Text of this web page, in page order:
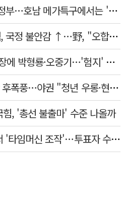
노조 편향 정책 쏟아낸 정부…호남 메가특구에서는 '반노조'?
오락가락·흔들리는 정책, 국정 불안감 ↑…野, "오합지졸"
민주당 TK 시·도당위원장에 박형룡·오중기…'험지' 총선 이끈다
황희 '버스 하우스' 제안 후폭풍…야권 "청년 우롱·현실 괴리" 총공세
, '총선 불출마' 수준 나올까
주진우 "선관위 117곳서 '타임머신 조작'…투표자 수 미리 입력"